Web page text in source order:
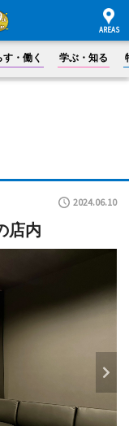
す・働く 学ぶ・知る
2024.06.10
店内